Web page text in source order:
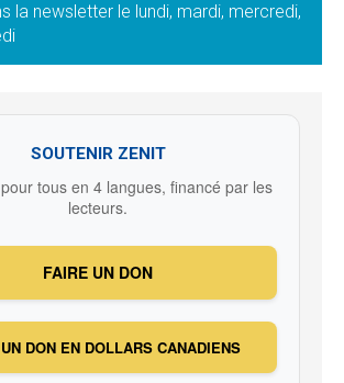
la newsletter le lundi, mardi, mercredi,
SOUTENIR ZENIT
tous en 4 langues, financé par les
lecteurs.
FAIRE UN DON
DON EN DOLLARS CANADIENS